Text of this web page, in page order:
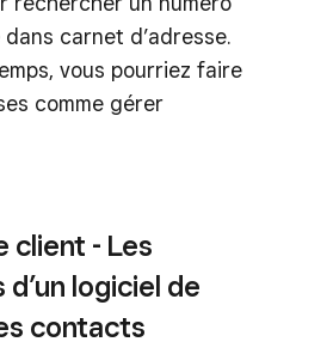
carnet d’adresse.
vous pourriez faire
comme gérer
client - Les
logiciel de
contacts